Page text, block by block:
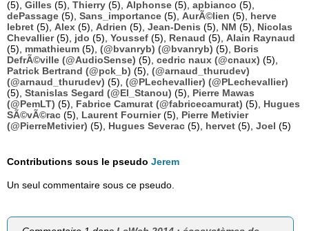
(5), Gilles (5), Thierry (5), Alphonse (5), apbianco (5),
dePassage (5), Sans_importance (5), AurÃ©lien (5), herve
lebret (5), Alex (5), Adrien (5), Jean-Denis (5), NM (5), Nicolas
Chevallier(5), jdo (5), Youssef (5), Renaud (5), Alain Raynaud
(5), mmathieum (5), (@bvanryb) (@bvanryb) (5), Boris
DefrÃ©ville (@AudioSense) (5), cedric naux (@cnaux) (5),
Patrick Bertrand (@pck_b) (5), (@arnaud_thurudev)
(@arnaud_thurudev) (5), (@PLechevallier) (@PLechevallier)
(5), Stanislas Segard (@El_Stanou) (5), Pierre Mawas
(@PemLT) (5), Fabrice Camurat (@fabricecamurat) (5), Hugues
SÃ©vÃ©rac (5), Laurent Fournier(5), Pierre Metivier
(@PierreMetivier) (5), Hugues Severac (5), hervet (5), Joel (5)
Contributions sous le pseudo Jerem
Un seul commentaire sous ce pseudo.